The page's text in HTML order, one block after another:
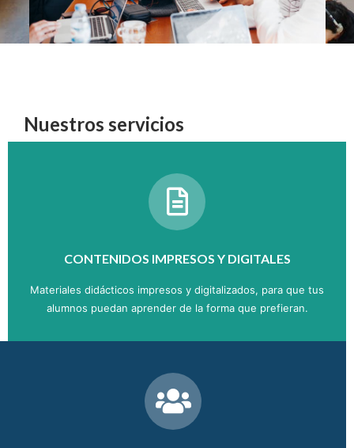
Nuestros servicios
CONTENIDOS IMPRESOS Y DIGITALES
Materiales didácticos impresos y digitalizados, para que tus
alumnos puedan aprender de la forma que prefieran.